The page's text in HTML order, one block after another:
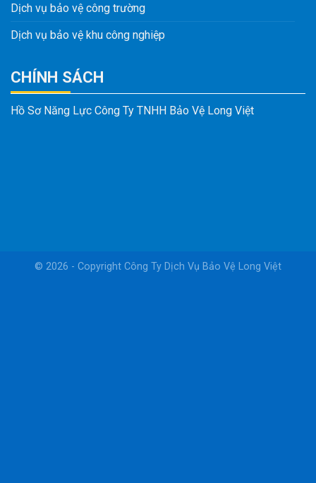
Dịch vụ bảo vệ công trường
Dịch vụ bảo vệ khu công nghiệp
CHÍNH SÁCH
Hồ Sơ Năng Lực Công Ty TNHH Bảo Vệ Long Việt
© 2026 - Copyright Công Ty Dịch Vụ Bảo Vệ Long Việt